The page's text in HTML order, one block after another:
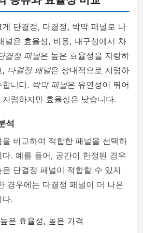
단결정, 다결정, 박막 패널로 나
널은 효율성, 비용, 내구성에서 차
결정 패널은 높은 효율성을 자랑하
, 다결정 패널은 상대적으로 저렴하
합니다. 박막 패널은 유연성이 뛰어
렴하지만 효율성은 낮습니다.
석
비교하여 적합한 패널을 선택하
. 예를 들어, 공간이 한정된 경우
단결정 패널이 적합할 수 있지
경우에는 다결정 패널이 더 나은
다.
은 효율성, 높은 가격